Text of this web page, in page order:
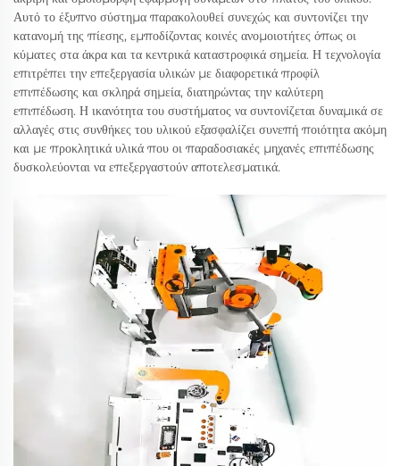
Αυτό το έξυπνο σύστημα παρακολουθεί συνεχώς και συντονίζει την
κατανομή της πίεσης, εμποδίζοντας κοινές ανομοιοτήτες όπως οι
κύματες στα άκρα και τα κεντρικά καταστροφικά σημεία. Η τεχνολογία
επιτρέπει την επεξεργασία υλικών με διαφορετικά προφίλ
επιπέδωσης και σκληρά σημεία, διατηρώντας την καλύτερη
επιπέδωση. Η ικανότητα του συστήματος να συντονίζεται δυναμικά σε
αλλαγές στις συνθήκες του υλικού εξασφαλίζει συνεπή ποιότητα ακόμη
και με προκλητικά υλικά που οι παραδοσιακές μηχανές επιπέδωσης
δυσκολεύονται να επεξεργαστούν αποτελεσματικά.